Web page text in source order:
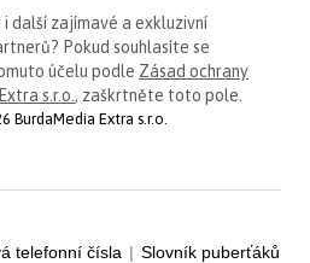
další zajímavé a exkluzivní
Pokud souhlasíte se
účelu podle Zásad ochrany
s.r.o. , zaškrtněte toto pole.
Extra s.r.o.
telefonní čísla | Slovník puberťáků